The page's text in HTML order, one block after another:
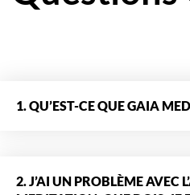
1. QU’EST-CE QUE GAIA
2. J’AI UN PROBLÈME AVEC